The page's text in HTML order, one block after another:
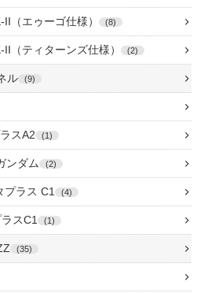
（エゥーゴ仕様） 8
（ティターンズ仕様） 2
ル 9
スA2 1
ンダム 2
プラス C1 4
スC1 1
35